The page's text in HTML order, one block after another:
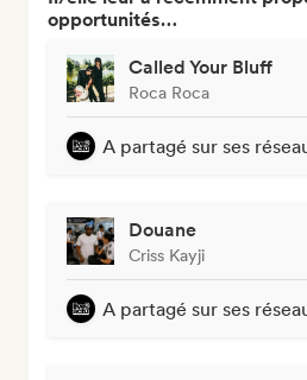
opportunités…
Called Your Bluff
Roca Roca
A partagé sur ses
Douane
Criss Kayji
A partagé sur ses